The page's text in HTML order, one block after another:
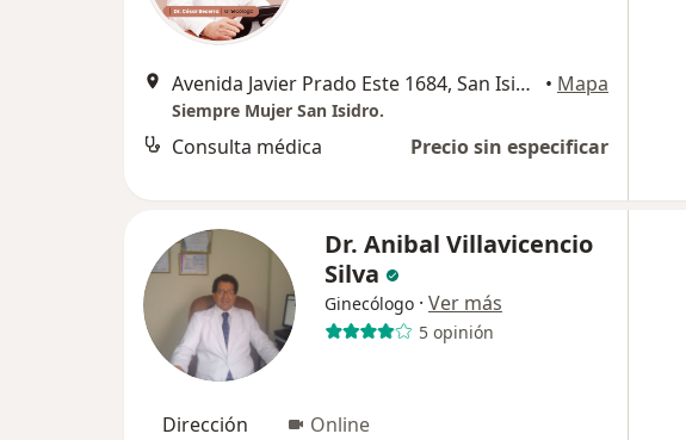
Avenida Javier Prado Este 1684, San Isidro • Mapa
Siempre Mujer San Isidro.
Consulta médica Precio sin especificar
Dr. Anibal Villavicencio
Silva
Ginecólogo · Ver más
5 opinión
Dirección Online